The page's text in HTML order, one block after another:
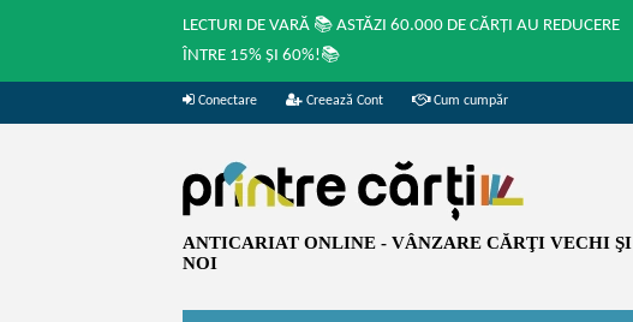
LECTURI DE VARĂ 📚 ASTĂZI 60.000 DE CĂRȚI AU REDUCERE
ÎNTRE 15% ȘI 60%!📚
Conectare Creează Cont Cum cumpăr
ANTICARIAT ONLINE - VÂNZARE CĂRŢI VECHI ŞI
NOI